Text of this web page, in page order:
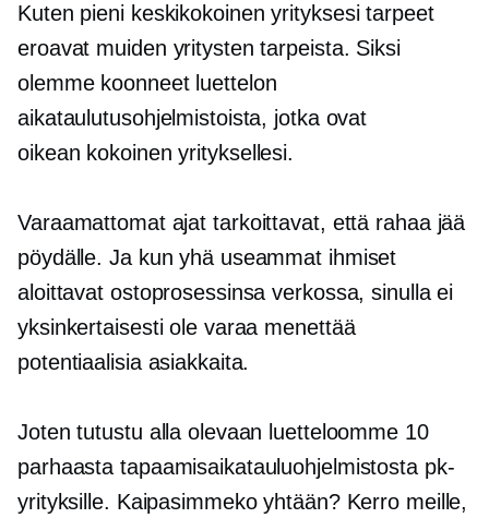
Kuten pieni keskikokoinen yrityksesi tarpeet
eroavat muiden yritysten tarpeista. Siksi
olemme koonneet luettelon
aikataulutusohjelmistoista, jotka ovat
oikean kokoinen yrityksellesi.
Varaamattomat ajat tarkoittavat, että rahaa jää
pöydälle. Ja kun yhä useammat ihmiset
aloittavat ostoprosessinsa verkossa, sinulla ei
yksinkertaisesti ole varaa menettää
potentiaalisia asiakkaita.
Joten tutustu alla olevaan luetteloomme 10
parhaasta tapaamisaikatauluohjelmistosta pk-
yrityksille. Kaipasimmeko yhtään? Kerro meille,